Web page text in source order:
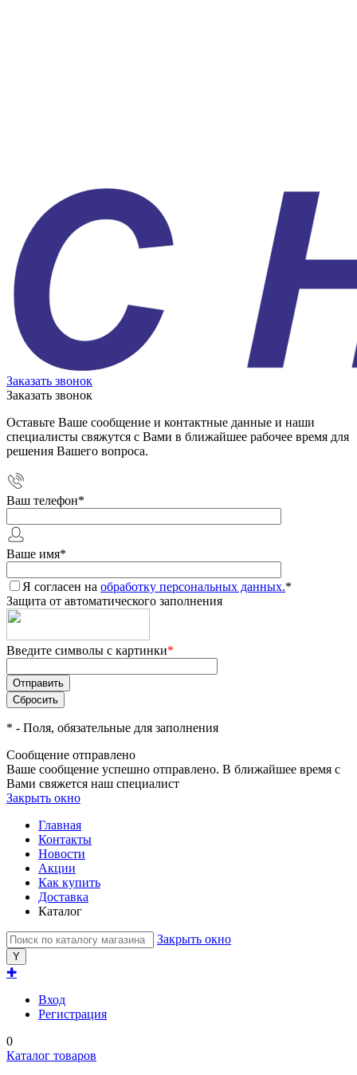
Заказать звонок
Заказать звонок
Оставьте Ваше сообщение и контактные данные и наши
специалисты свяжутся с Вами в ближайшее рабочее время для
решения Вашего вопроса.
Ваш телефон*
Ваше имя*
Я согласен на обработку персональных данных.*
Защита от автоматического заполнения
Введите символы с картинки*
* - Поля, обязательные для заполнения
Сообщение отправлено
Ваше сообщение успешно отправлено. В ближайшее время с
Вами свяжется наш специалист
Закрыть окно
Главная
Контакты
Новости
Акции
Как купить
Доставка
Каталог
Закрыть окно
✚
Вход
Регистрация
0
Каталог товаров